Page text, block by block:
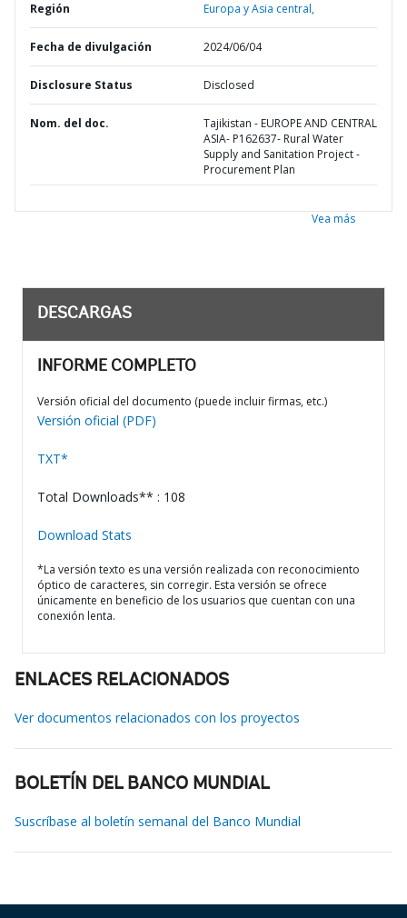
Región Europa y Asia central,
Fecha de divulgación 2024/06/04
Disclosure Status Disclosed
Nom. del doc.
Tajikistan - EUROPE AND CENTRAL
ASIA- P162637- Rural Water
Supply and Sanitation Project -
Procurement Plan
Vea más
DESCARGAS
INFORME COMPLETO
Versión oficial del documento (puede incluir firmas, etc.)
Versión oficial (PDF)
TXT*
Total Downloads** : 108
Download Stats
*La versión texto es una versión realizada con reconocimiento
óptico de caracteres, sin corregir. Esta versión se ofrece
únicamente en beneficio de los usuarios que cuentan con una
conexión lenta.
ENLACES RELACIONADOS
Ver documentos relacionados con los proyectos
BOLETÍN DEL BANCO MUNDIAL
Suscríbase al boletín semanal del Banco Mundial